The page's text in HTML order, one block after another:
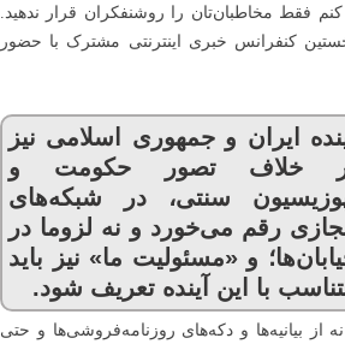
فقط مخاطبان‌تان را روشنفکران قرار ندهید.
کنفرانس خبری اینترنتی مشترک با حضور
ایران و جمهوری اسلامی نیز
خلاف تصور حکومت و
سنتی، در شبکه‌های
رقم می‌خورد و نه لزوما در
و «مسئولیت ما» نیز باید
با این آینده تعریف شود.
بیانیه‌ها و دکه‌های روزنامه‌فروشی‌ها و حتی